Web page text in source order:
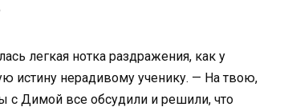
легкая нотка раздражения, как у
истину нерадивому ученику. — На твою,
с Димой все обсудили и решили, что